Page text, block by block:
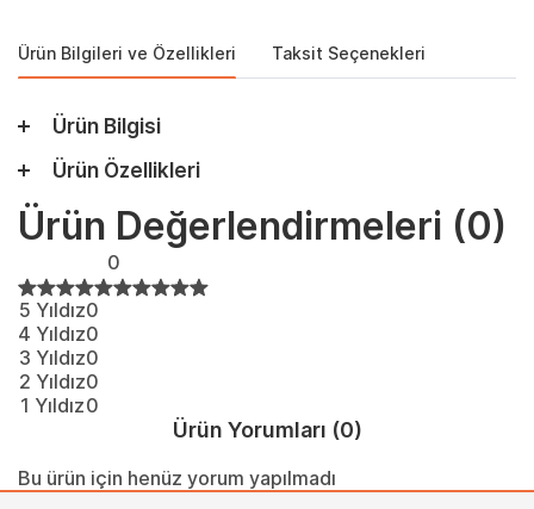
Ürün Bilgileri ve Özellikleri Taksit Seçenekleri
Ürün Bilgisi
Ürün Özellikleri
Ürün Değerlendirmeleri (0)
0
5 Yıldız0
4 Yıldız0
3 Yıldız0
2 Yıldız0
1 Yıldız0
Ürün Yorumları (0)
Bu ürün için henüz yorum yapılmadı